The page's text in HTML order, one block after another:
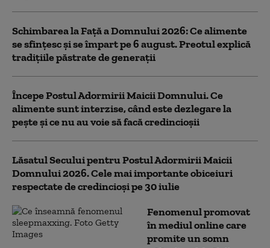
Schimbarea la Față a Domnului 2026: Ce alimente
se sfințesc și se împart pe 6 august. Preotul explică
tradițiile păstrate de generații
Începe Postul Adormirii Maicii Domnului. Ce
alimente sunt interzise, când este dezlegare la
pește și ce nu au voie să facă credincioșii
Lăsatul Secului pentru Postul Adormirii Maicii
Domnului 2026. Cele mai importante obiceiuri
respectate de credincioși pe 30 iulie
Fenomenul promovat
în mediul online care
promite un somn